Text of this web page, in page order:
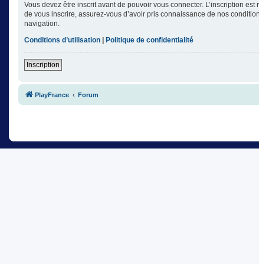
Vous devez être inscrit avant de pouvoir vous connecter. L’inscription
de vous inscrire, assurez-vous d’avoir pris connaissance de nos
navigation.
Conditions d’utilisation | Politique de confidentialité
Inscription
PlayFrance Forum